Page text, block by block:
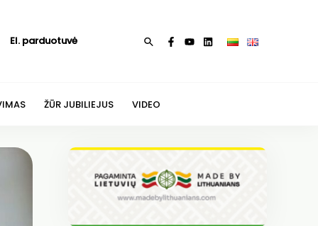
El. parduotuvė Paieška
ŽŪR JUBILIEJUS VIDEO